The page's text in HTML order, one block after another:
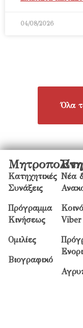
04/08/2026
Όλα
Κατηχητικές
Συνάξεις
Πρόγραμμα
Κινήσεως
Ομιλίες
Βιογραφικό
Νέα
Viber